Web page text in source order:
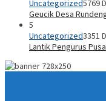
Uncategorized5769
Geucik Desa
5
Uncategorized3351
Lantik Pengurus